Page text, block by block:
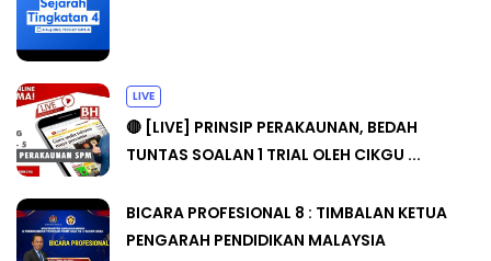
LIVE
🔴 [LIVE] PRINSIP PERAKAUNAN, BEDAH
TUNTAS SOALAN 1 TRIAL OLEH CIKGU ...
BICARA PROFESIONAL 8 : TIMBALAN KETUA
PENGARAH PENDIDIKAN MALAYSIA